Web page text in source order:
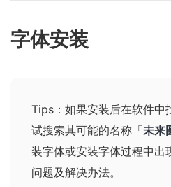
字体安装
Tips：如果安装后在软件中
试搜索其可能的名称 「未来
装字体或安装字体过程中出
问题及解决办法。